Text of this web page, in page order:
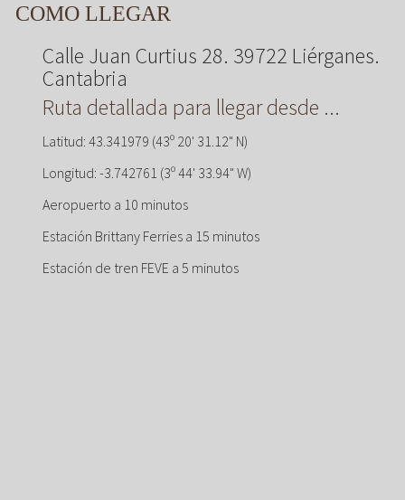
COMO LLEGAR
Calle Juan Curtius 28. 39722 Liérganes.
Cantabria
Ruta detallada para llegar desde ...
Latitud: 43.341979 (43º 20' 31.12" N)
Longitud: -3.742761 (3º 44' 33.94" W)
Aeropuerto a 10 minutos
Estación Brittany Ferries a 15 minutos
Estación de tren FEVE a 5 minutos